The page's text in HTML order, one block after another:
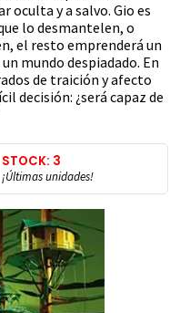
oculta y a salvo. Gio es
lo desmantelen, o
el resto emprenderá un
mundo despiadado. En
de traición y afecto
decisión: ¿será capaz de
STOCK: 3
¡Últimas unidades!